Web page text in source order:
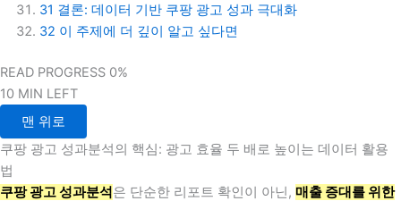
31 결론: 데이터 기반 쿠팡 광고 성과 극대화
32 이 주제에 더 깊이 알고 싶다면
READ PROGRESS 0%
10 MIN LEFT
맨 위로
쿠팡 광고 성과분석의 핵심: 광고 효율 두 배로 높이는 데이터 활용
법
쿠팡 광고 성과분석은 단순한 리포트 확인이 아닌, 매출 증대를 위한